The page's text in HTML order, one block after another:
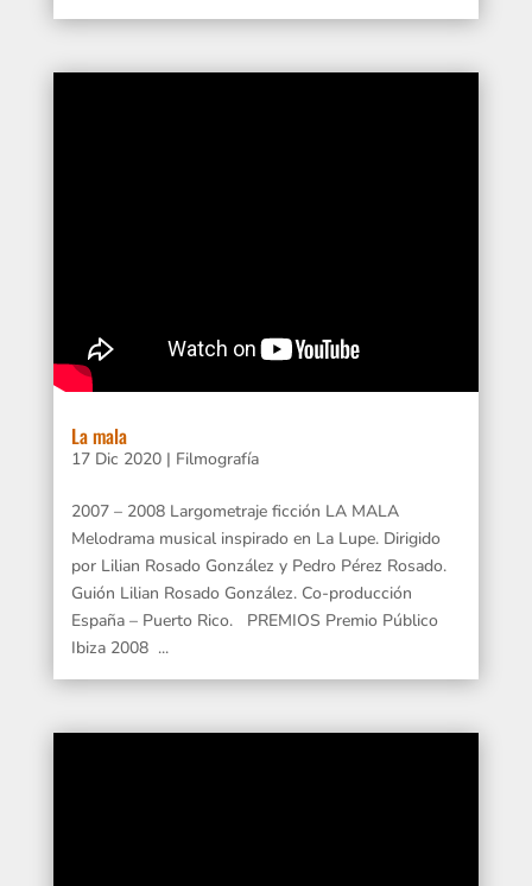
La mala
17 Dic 2020| Filmografía
2007 – 2008 Largometraje ficción LA MALA
Melodrama musical inspirado en La Lupe. Dirigido
por Lilian Rosado González y Pedro Pérez Rosado.
Guión Lilian Rosado González. Co-producción
España – Puerto Rico. PREMIOS Premio Público
Ibiza 2008 ...